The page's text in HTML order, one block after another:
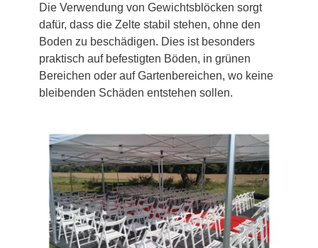
Die Verwendung von Gewichtsblöcken sorgt
dafür, dass die Zelte stabil stehen, ohne den
Boden zu beschädigen. Dies ist besonders
praktisch auf befestigten Böden, in grünen
Bereichen oder auf Gartenbereichen, wo keine
bleibenden Schäden entstehen sollen.